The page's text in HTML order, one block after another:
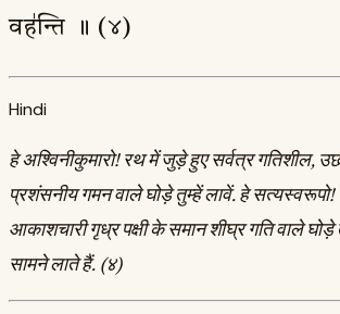
वह॑न्ति ॥ (४)
Hindi
हे अश्विनीकुमारो! रथ में जुड़े हुए सर्वत्र गतिशील,
प्रशंसनीय गमन वाले घोड़े तुम्हें लावें. हे
आकाशचारी गृध्र पक्षी के समान शीघ्र गति वाले
सामने लाते हैं. (४)